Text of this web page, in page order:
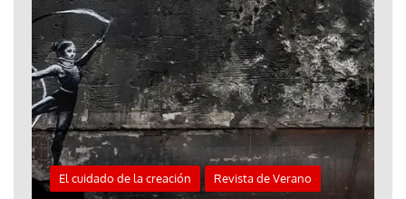
El cuidado de la creación Revista de Verano